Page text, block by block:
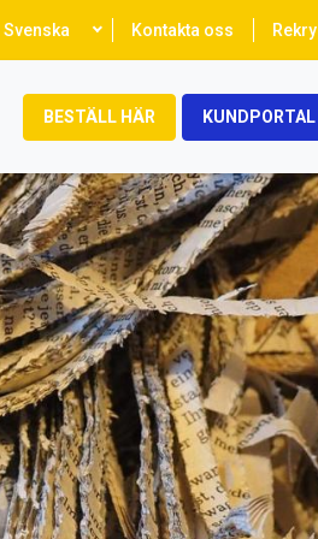
your
Svenska Kontakta oss Rekry
BESTÄLL HÄR KUNDPORTAL